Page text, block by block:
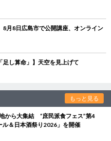
月8日広島市で公開講座、オンライン
足し算命」】天空を見上げて
もっと見る
から大集結 “庶民派食フェス”第4
ル＆日本酒祭り2026」を開催